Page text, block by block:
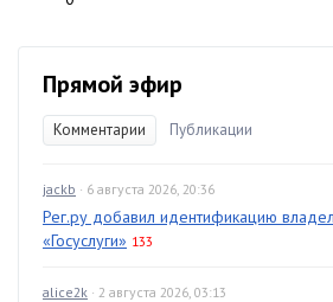
Прямой эфир
Комментарии Публикации
jackb · 6 августа 2026, 20:36
Рег.ру добавил идентификацию
«Госуслуги» 133
alice2k · 2 августа 2026, 03:13